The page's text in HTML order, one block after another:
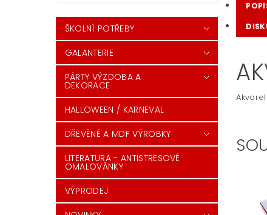
ŠKOLNÍ POTŘEBY
GALANTERIE
PÁRTY VÝZDOBA A
DEKORACE
HALLOWEEN / KARNEVAL
DŘEVĚNÉ A MDF VÝROBKY
LITERATURA - ANTISTRESOVÉ
OMALOVÁNKY
VÝPRODEJ